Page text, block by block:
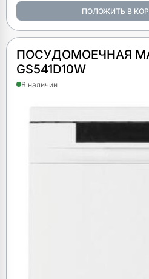
ПОСУДОМОЕЧНАЯ
GS541D10W
В наличии